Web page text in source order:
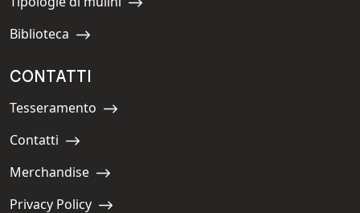
Navigate to:
Navigate to:
Biblioteca
CONTATTI
Navigate to:
Tesseramento
Navigate to:
Contatti
Navigate to:
Merchandise
Privacy Policy